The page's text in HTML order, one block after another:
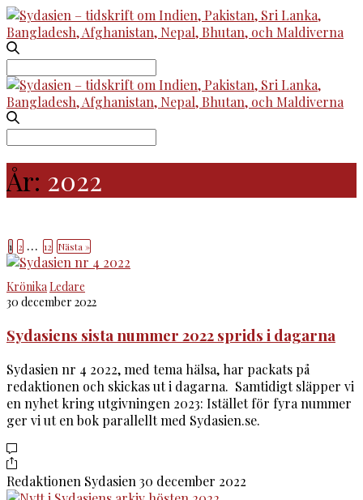
Search
for:
Search
År: 2022
1 2 … 12 Nästa »
KrönikaLedare
30 december 2022
Sydasiens sista nummer 2022 sprids i dagarna
Sydasien nr 4 2022, med tema hälsa, har packats på
redaktionen och skickas ut i dagarna. Samtidigt släpper vi
en nyhet kring utgivningen 2023: Istället för fyra nummer
ger vi ut en bok parallellt med Sydasien.se.
Redaktionen Sydasien 30 december 2022